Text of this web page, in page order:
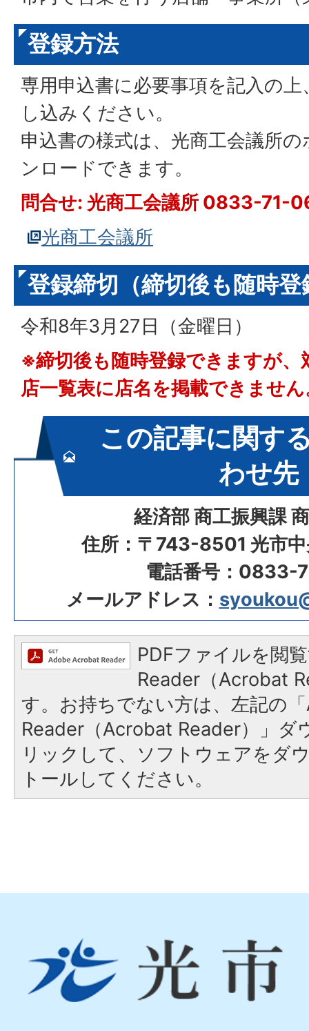
登録方法
専用申込書に必要事項を記入の
し込みください。
申込書の様式は、光商工会議所
ンロードできます。
問合せ: 光商工会議所 0833-71-
光商工会議所
登録締切（締切後も随時
令和8年3月27日（金曜日）
※締切後も随時登録できますが、
店一覧表に店名を掲載できませ
この記事に関す
わせ先
経済部 商工振興課
住所：〒743-8501 光市中
電話番号：0833-
メールアドレス：
PDFファイルを閲
Reader（Acrobat
す。お持ちでない方は、左記の
Reader（Acrobat Reader）」ダ
リックして、ソフトウェアをダ
トールしてください。
市
Hikari